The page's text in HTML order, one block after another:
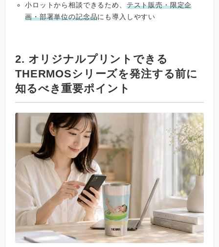
小ロットから相談できるため、 テスト販売・限定企
画・部署単位の記念品にも導入しやすい
2. オリジナルプリントできる
THERMOSシリーズを発注する前に
知るべき重要ポイント